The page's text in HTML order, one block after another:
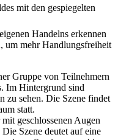
mit den gespiegelten
Handelns erkennen
um mehr Handlungsfreiheit